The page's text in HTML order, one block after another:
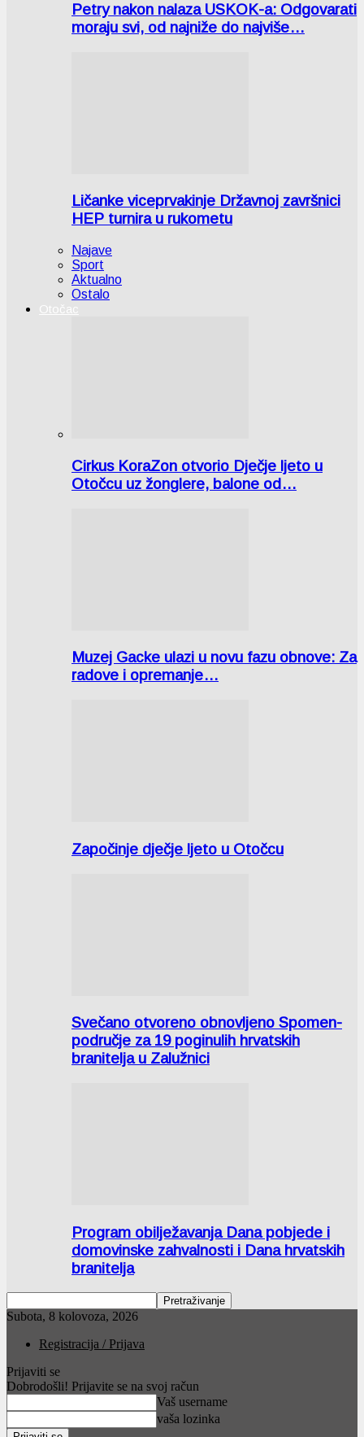
Petry nakon nalaza USKOK-a: Odgovarati
moraju svi, od najniže do najviše…
Ličanke viceprvakinje Državnoj završnici
HEP turnira u rukometu
Najave
Sport
Aktualno
Ostalo
Otočac
Cirkus KoraZon otvorio Dječje ljeto u
Otočcu uz žonglere, balone od…
Muzej Gacke ulazi u novu fazu obnove: Za
radove i opremanje…
Započinje dječje ljeto u Otočcu
Svečano otvoreno obnovljeno Spomen-
područje za 19 poginulih hrvatskih
branitelja u Zalužnici
Program obilježavanja Dana pobjede i
domovinske zahvalnosti i Dana hrvatskih
branitelja
Subota, 8 kolovoza, 2026
Registracija / Prijava
Prijaviti se
Dobrodošli! Prijavite se na svoj račun
Vaš username
vaša lozinka